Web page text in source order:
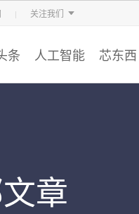
关注我们
芯东西 智猩猩
条 人工智能 芯东西
章